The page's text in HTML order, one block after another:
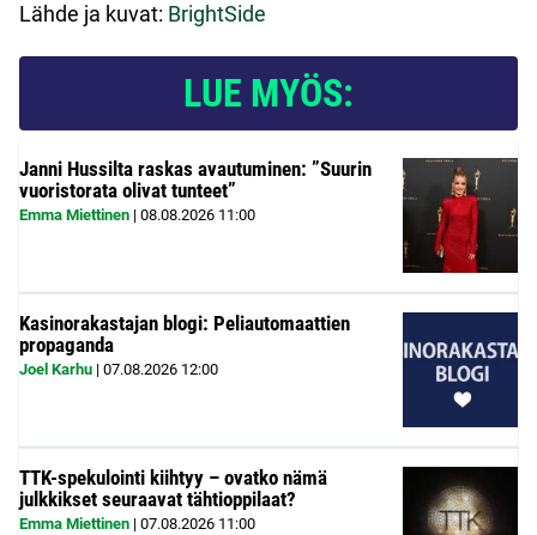
Lähde ja kuvat: BrightSide
LUE MYÖS:
Janni Hussilta raskas avautuminen: ”Suurin
vuoristorata olivat tunteet”
Emma Miettinen | 08.08.2026 11:00
Kasinorakastajan blogi: Peliautomaattien
propaganda
Joel Karhu | 07.08.2026 12:00
TTK-spekulointi kiihtyy – ovatko nämä
julkkikset seuraavat tähtioppilaat?
Emma Miettinen | 07.08.2026 11:00